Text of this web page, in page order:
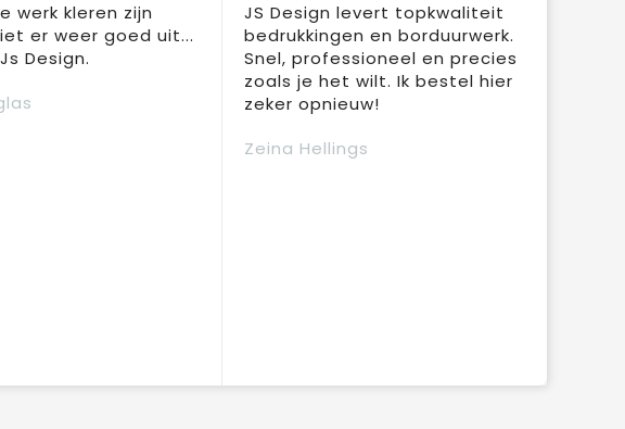
werk kleren zijn
er weer goed uit...
Design.
JS Design levert topkwaliteit
bedrukkingen en borduurwerk.
Snel, professioneel en precies
zoals je het wilt. Ik bestel hier
zeker opnieuw!
Zeina Hellings